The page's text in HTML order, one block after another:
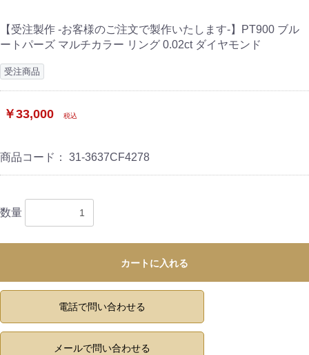
【受注製作 -お客様のご注文で製作いたします-】PT900 ブル
ートパーズ マルチカラー リング 0.02ct ダイヤモンド
受注商品
￥33,000 税込
商品コード： 31-3637CF4278
数量
カートに入れる
電話で問い合わせる
メールで問い合わせる